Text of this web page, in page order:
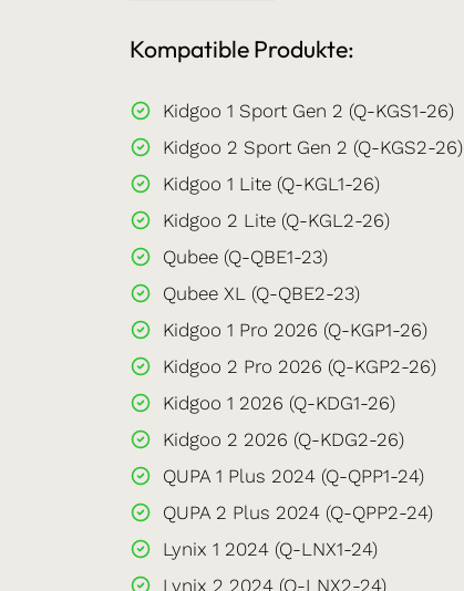
Kompatible Produkte:
Kidgoo 1 Sport Gen 2 (Q-KGS1-26)
Kidgoo 2 Sport Gen 2 (Q-KGS2-26)
Kidgoo 1 Lite (Q-KGL1-26)
Kidgoo 2 Lite (Q-KGL2-26)
Qubee (Q-QBE1-23)
Qubee XL (Q-QBE2-23)
Kidgoo 1 Pro 2026 (Q-KGP1-26)
Kidgoo 2 Pro 2026 (Q-KGP2-26)
Kidgoo 1 2026 (Q-KDG1-26)
Kidgoo 2 2026 (Q-KDG2-26)
QUPA 1 Plus 2024 (Q-QPP1-24)
QUPA 2 Plus 2024 (Q-QPP2-24)
Lynix 1 2024 (Q-LNX1-24)
Lynix 2 2024 (Q-LNX2-24)